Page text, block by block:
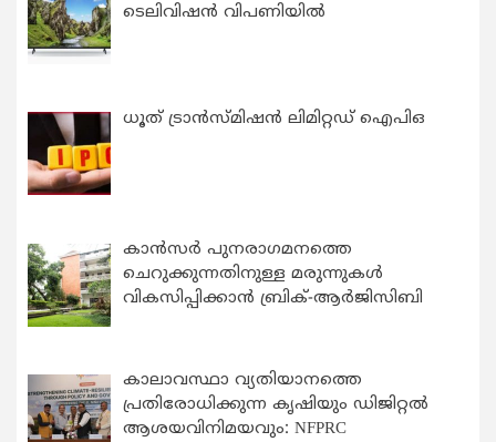
ടെലിവിഷൻ വിപണിയിൽ
ധൂത് ട്രാൻസ്മിഷൻ ലിമിറ്റഡ് ഐപിഒ
കാന്‍സര്‍ പുനരാഗമനത്തെ
ചെറുക്കുന്നതിനുള്ള മരുന്നുകള്‍
വികസിപ്പിക്കാന്‍ ബ്രിക്-ആര്‍ജിസിബി
കാലാവസ്ഥാ വ്യതിയാനത്തെ
പ്രതിരോധിക്കുന്ന കൃഷിയും ഡിജിറ്റൽ
ആശയവിനിമയവും: NFPRC